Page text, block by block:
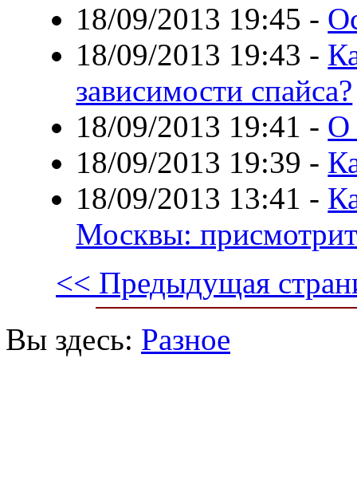
18/09/2013 19:45 -
18/09/2013 19:43 -
зависимости спайса?
18/09/2013 19:41 - О
18/09/2013 19:39 -
18/09/2013 13:41 -
Москвы:
<< Предыдущая
Вы здесь: Разное